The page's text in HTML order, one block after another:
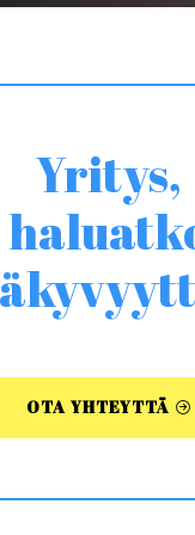
Yritys,
OTA YHTEYTTÄ